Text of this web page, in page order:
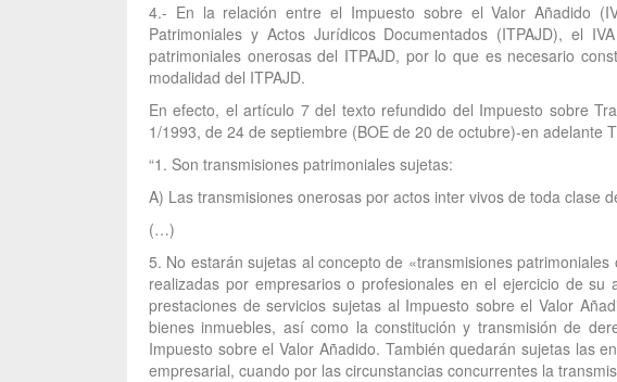
4.- En la relación entre el Impuesto sobre el Valor Añadido
Patrimoniales y Actos Jurídicos Documentados (ITPAJD), el
patrimoniales onerosas del ITPAJD, por lo que es necesario
modalidad del ITPAJD.
En efecto, el artículo 7 del texto refundido del Impuesto sobre
1/1993, de 24 de septiembre (BOE de 20 de octubre)-en adelante
“1. Son transmisiones patrimoniales sujetas:
A) Las transmisiones onerosas por actos inter vivos de toda clase
(…)
5. No estarán sujetas al concepto de «transmisiones
realizadas por empresarios o profesionales en el ejercicio de
prestaciones de servicios sujetas al Impuesto sobre el Valor
bienes inmuebles, así como la constitución y transmisión de
Impuesto sobre el Valor Añadido. También quedarán sujetas las
empresarial, cuando por las circunstancias concurrentes la